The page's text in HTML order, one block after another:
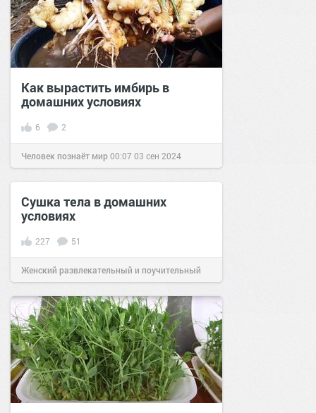
Как вырастить имбирь в
домашних условиях
6 2
Человек познаёт мир00:07 03 сен 2024
Сушка тела в домашних
условиях
227 51
Женский развлекательный и поучительный
сайт.21:4515 апр 2018